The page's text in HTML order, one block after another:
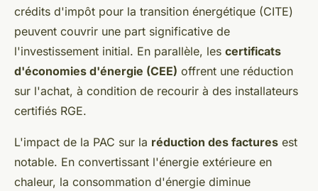
crédits d'impôt pour la transition énergétique (CITE)
peuvent couvrir une part significative de
l'investissement initial. En parallèle, les certificats
d'économies d'énergie (CEE) offrent une réduction
sur l'achat, à condition de recourir à des installateurs
certifiés RGE.
L'impact de la PAC sur la réduction des factures est
notable. En convertissant l'énergie extérieure en
chaleur, la consommation d'énergie diminue